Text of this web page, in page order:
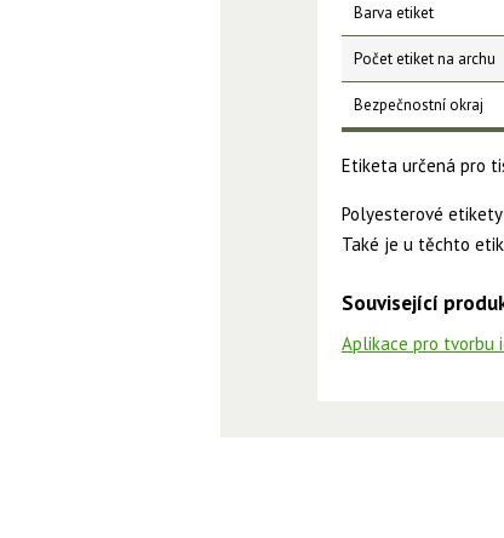
Barva etiket
Počet etiket na archu
Bezpečnostní okraj
Etiketa určená pro
Polyesterové
Také je u těchto
Související
Aplikace pro tvorbu